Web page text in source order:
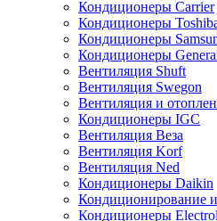
Кондиционеры Carrier
Кондиционеры
Кондиционеры
Кондиционеры
Вентиляция Shuft
Вентиляция Swegon
Вентиляция и
Кондиционеры IGC
Вентиляция Веза
Вентиляция Korf
Вентиляция Ned
Кондиционеры Daikin
Кондиционирование
Кондиционеры